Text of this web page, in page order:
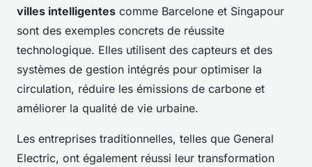
villes intelligentes comme Barcelone et Singapour
sont des exemples concrets de réussite
technologique. Elles utilisent des capteurs et des
systèmes de gestion intégrés pour optimiser la
circulation, réduire les émissions de carbone et
améliorer la qualité de vie urbaine.
Les entreprises traditionnelles, telles que General
Electric, ont également réussi leur transformation